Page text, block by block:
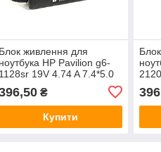
Блок живлення для
ноутбука HP Pavilion g6-
1128sr 19V 4.74 A 7.4*5.0
₴
Купити